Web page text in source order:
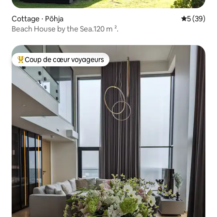
Cottage ⋅ Põhja
5 (39)
Beach House by the Sea.120 m ².
Coups de cœur voyageurs les plus appréciés
Coup de cœur voyageurs